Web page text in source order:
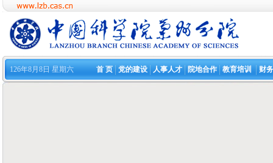
126年8月8日 星期六 首 页 党的建设 人事人才 院地合作 教育培训 财